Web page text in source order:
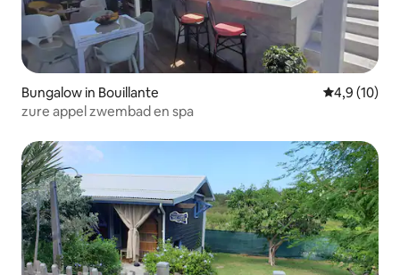
Bungalow in Bouillante
4,9 (10)
zure appel zwembad en spa